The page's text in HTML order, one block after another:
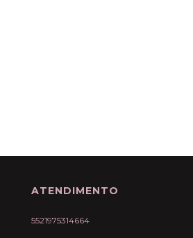
ATENDIMENTO
5521975314664